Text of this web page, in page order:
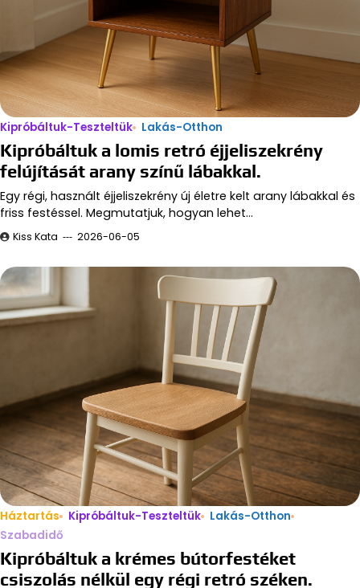
Kipróbáltuk-Teszteltük Lakás-Otthon
Kipróbáltuk a lomis retró éjjeliszekrény
felújítását arany színű lábakkal.
Egy régi, használt éjjeliszekrény új életre kelt arany lábakkal és
friss festéssel. Megmutatjuk, hogyan lehet…
Kiss Kata 2026-06-05
Háztartás Kipróbáltuk-Teszteltük
Lakás-Otthon
Szabadidő
Kipróbáltuk a krémes bútorfestéket
csiszolás nélkül egy régi retró széken.